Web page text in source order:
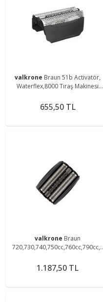
valkrone Braun 51b Activatör,
Waterflex,8000 Tıraş Makinesi
655,50 TL
valkrone Braun
720,730,740,750cc,760cc,790cc,7
Uyumlu 70b Elek Ve Bıçak
1.187,50 TL